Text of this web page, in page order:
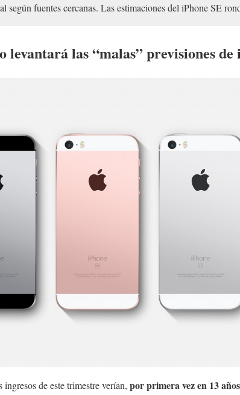
según fuentes cercanas. Las estimaciones del iPhone SE
levantará las “malas” previsiones
de este trimestre verían, por primera vez en 13